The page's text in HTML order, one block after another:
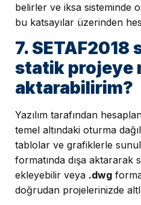
belirler ve iksa sisteminde
bu katsayılar üzerinden
7. SETAF2018
statik projeye
aktarabilirim?
Yazılım tarafından
temel altındaki oturma
tablolar ve grafiklerle
formatında dışa aktararak
ekleyebilir veya .dwg
doğrudan projelerinizde